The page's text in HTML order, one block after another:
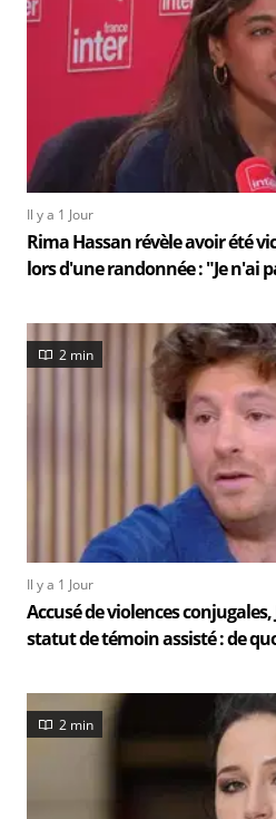
Il y a 1 Jour
Rima Hassan révèle avoir été
lors d'une randonnée : "Je n'ai
2 min
Il y a 1 Jour
Accusé de violences
statut de témoin assisté : de
2 min